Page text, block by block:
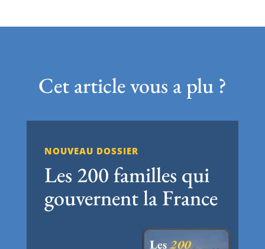
Cet article vous a plu ?
NOUVEAU DOSSIER
Les 200 familles qui
gouvernent la France